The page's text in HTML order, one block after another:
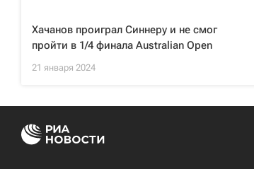
Хачанов проиграл Синнеру и не смог
пройти в 1/4 финала Australian Open
21 января 2024